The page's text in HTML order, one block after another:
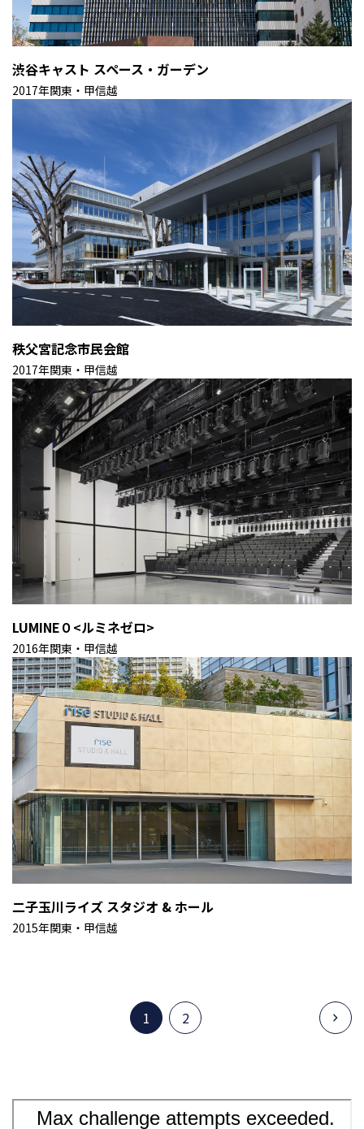
渋谷キャスト スペース・ガーデン
2017年関東・甲信越
秩父宮記念市民会館
2017年関東・甲信越
LUMINE０<ルミネゼロ>
2016年関東・甲信越
二子玉川ライズ スタジオ & ホール
2015年関東・甲信越
1 2